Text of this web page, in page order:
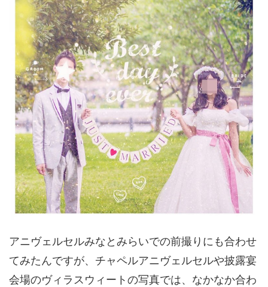
アニヴェルセルみなとみらいでの前撮りにも合わせ
てみたんですが、チャペルアニヴェルセルや披露宴
会場のヴィラスウィートの写真では、なかなか合わ